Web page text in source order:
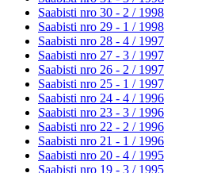
Saabisti nro 30 - 2 / 1998
Saabisti nro 29 - 1 / 1998
Saabisti nro 28 - 4 / 1997
Saabisti nro 27 - 3 / 1997
Saabisti nro 26 - 2 / 1997
Saabisti nro 25 - 1 / 1997
Saabisti nro 24 - 4 / 1996
Saabisti nro 23 - 3 / 1996
Saabisti nro 22 - 2 / 1996
Saabisti nro 21 - 1 / 1996
Saabisti nro 20 - 4 / 1995
Saabisti nro 19 - 3 / 1995